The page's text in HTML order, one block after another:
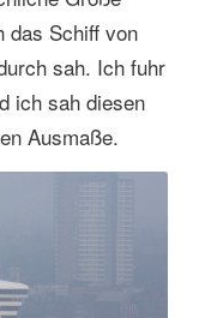
das Schiff von
sah. Ich fuhr
ich sah diesen
Ausmaße.